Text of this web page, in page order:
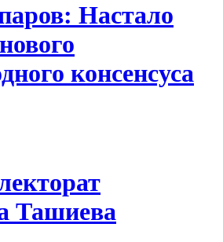
Настало
консенсуса
Ташиева